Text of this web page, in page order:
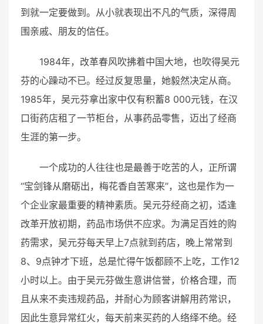
到就一定要做到。从小就表现出不凡的气质，深得周
围亲戚、朋友的信任。
1984年，改革春风吹拂着中国大地，也吹得吴元
芬的心躁动不已。经过反复思量，她毅然决定从商。
1985年，吴元芬拿出家中仅有积蓄8 000元钱，在汉
口街药店租了一节柜台，从事药品零售，迈出了经商
生涯的第一步。
一个成功的人往往也是最善于吃苦的人，正所谓
“宝剑锋从磨砺出，梅花香自苦寒来”，这也是作为一
个企业家最重要的精神素质。吴元芬经商之初，适逢
改革开放初期，药品市场供不应求。为满足百姓的购
药需求，吴元芬每天早上7点就到药店，晚上常常到
8、9点钟才下班，总是忙得午饭都顾不上吃，工作12
小时以上。由于吴元芬做生意讲信誉，价格合理，而
且从来不卖违规药品，并耐心为顾客讲解用药常识，
因此生意异常红火，每天前来买药的人络绎不绝。经